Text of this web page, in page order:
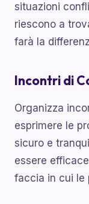
situazioni
riescono a
farà la
Incontri di
Organizza
esprimere le
sicuro e
essere
faccia in cui le